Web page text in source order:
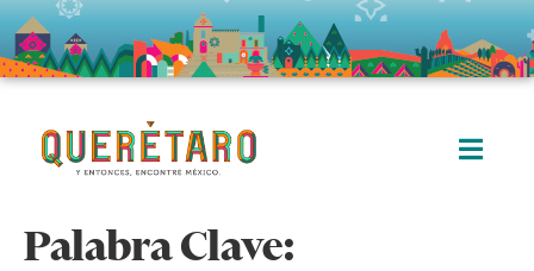
Palabra Clave: